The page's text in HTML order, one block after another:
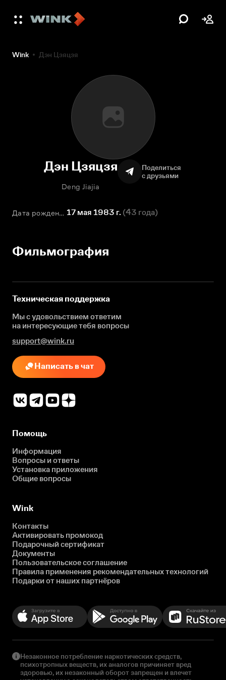
Wink Дэн Цзяцзя
Дэн Цзяцзя
Deng Jiajia
Поделиться
с друзьями
Дата рождения 17 мая 1983 г. (43 года)
Фильмография
Техническая поддержка
Мы с удовольствием ответим
на интересующиетебя вопросы
support@wink.ru
Написать в чат
Помощь
Информация
Вопросы и ответы
Установка приложения
Общие вопросы
Wink
Контакты
Активировать промокод
Подарочный сертификат
Документы
Пользовательское соглашение
Правила применения рекомендательных технологий
Подарки от наших партнёров
Незаконное потребление наркотических средств,
психотропных веществ, их аналогов причиняет вред
здоровью, их незаконный оборот запрещен и влечет